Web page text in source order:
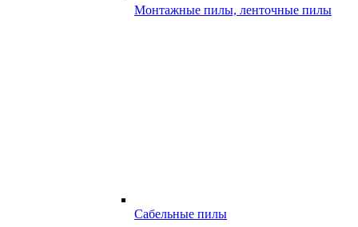
Монтажные пилы, ленточные пилы
Сабельные пилы